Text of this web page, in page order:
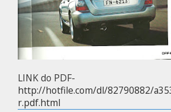
LINK do PDF-
http://hotfile.com/dl/82790882/
r.pdf.html